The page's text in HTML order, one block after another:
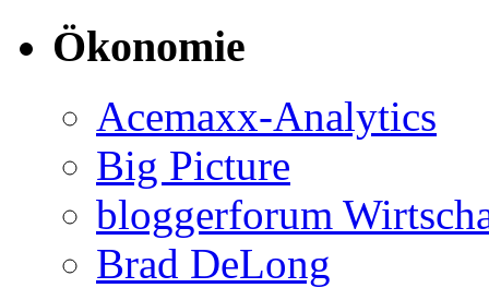
Ökonomie
Acemaxx-Analytics
Big Picture
bloggerforum
Brad DeLong